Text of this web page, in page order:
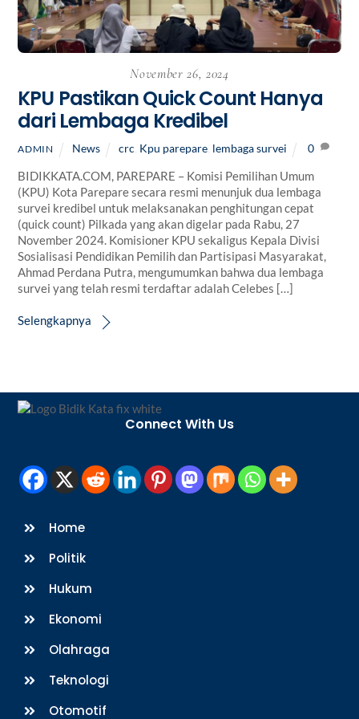
November 26, 2024
KPU Pastikan Quick Count Hanya
dari Lembaga Kredibel
ADMIN News crc Kpu parepare, lembaga survei 0
BIDIKKATA.COM, PAREPARE – Komisi Pemilihan Umum
(KPU) Kota Parepare secara resmi menunjuk dua lembaga
survei kredibel untuk melaksanakan penghitungan cepat
(quick count) Pilkada yang akan digelar pada Rabu, 27
November 2024. Komisioner KPU sekaligus Kepala Divisi
Sosialisasi Pendidikan Pemilih dan Partisipasi Masyarakat,
Ahmad Perdana Putra, mengumumkan bahwa dua lembaga
survei yang telah resmi terdaftar adalah Celebes […]
Selengkapnya
Back
Connect With Us
Home
Politik
Hukum
Ekonomi
Olahraga
Teknologi
Otomotif